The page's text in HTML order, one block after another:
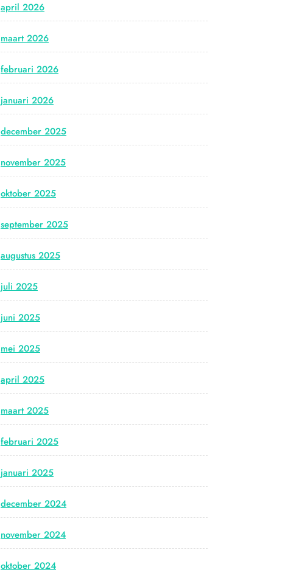
april 2026
maart 2026
februari 2026
januari 2026
december 2025
november 2025
oktober 2025
september 2025
augustus 2025
juli 2025
juni 2025
mei 2025
april 2025
maart 2025
februari 2025
januari 2025
december 2024
november 2024
oktober 2024